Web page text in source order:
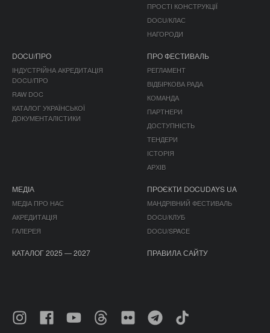
ПРОСТІ КОНСТРУКЦІЇ
DOCU/КЛАС
НАГОРОДИ
DOCU/ПРО
ІНДУСТРІЙНА АКРЕДИТАЦІЯ
DOCU/ПРО
RAW DOC
КАТАЛОГ УКРАЇНСЬКОЇ
ДОКУМЕНТАЛІСТИКИ
ПРО ФЕСТИВАЛЬ
РЕГЛАМЕНТ
ВІДБІРКОВА РАДА
КОМАНДА
ПАРТНЕРИ
ДОСТУПНІСТЬ
ТЕНДЕРИ
ІСТОРІЯ
АРХІВ
МЕДІА
МЕДІА ПРО НАС
АКРЕДИТАЦІЯ
ГАЛЕРЕЯ
ПРОЄКТИ DOCUDAYS UA
МАНДРІВНИЙ ФЕСТИВАЛЬ
DOCU/КЛУБ
DOCU/SPACE
КАТАЛОГ 2025 — 2027 ПРАВИЛА САЙТУ